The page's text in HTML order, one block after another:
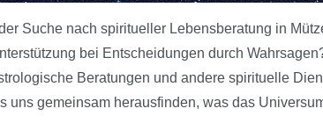
Suche nach spiritueller Lebensberatung in
bei Entscheidungen durch
Beratungen und andere spirituelle
uns gemeinsam herausfinden, was das